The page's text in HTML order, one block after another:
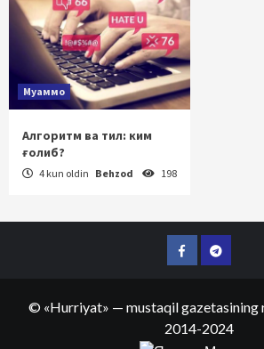
Муаммо
Алгоритм ва тил: ким
ғолиб?
4 kun oldin Behzod 198
FacebookTelegram
© «Hurriyat» — mustaqil gazetasining
2014-2024